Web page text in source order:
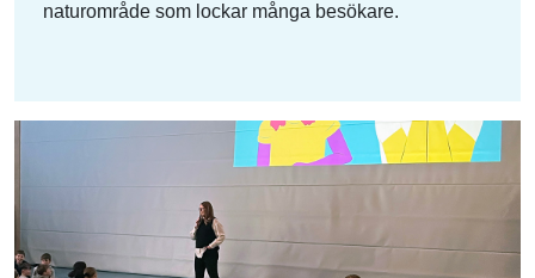
naturområde som lockar många besökare.